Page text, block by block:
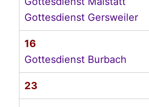
Gottesdienst Gersweiler
16
Gottesdienst Burbach
23